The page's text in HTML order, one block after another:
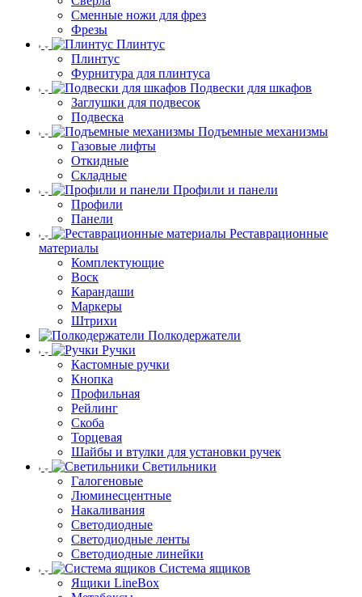
Сменные ножи для фрез
Фрезы
Плинтус
Плинтус
Фурнитура для плинтуса
Подвески для шкафов
Заглушки для подвесок
Подвеска
Подъемные механизмы
Газовые лифты
Откидные
Складные
Профили и панели
Профили
Панели
Реставрационные
материалы
Комплектующие
Воск
Карандаши
Маркеры
Штрихи
Полкодержатели
Ручки
Кастомные ручки
Кнопка
Профильная
Рейлинг
Скоба
Торцевая
Шайбы и втулки для установки ручек
Светильники
Галогеновые
Люминесцентные
Накаливания
Светодиодные
Светодиодные ленты
Светодиодные линейки
Система ящиков
Ящики LineBox